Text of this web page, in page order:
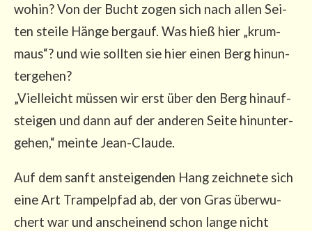
wohin? Von der Bucht zogen sich nach allen Sei­
ten stei­le Hän­ge berg­auf. Was hieß hier „krum­
maus“? und wie soll­ten sie hier einen Berg hin­un­
ter­ge­hen?
„Viel­leicht müs­sen wir erst über den Berg hin­auf­
stei­gen und dann auf der ande­ren Sei­te hin­un­ter­
ge­hen,“ mein­te Jean-Claude.
Auf dem sanft anstei­gen­den Hang zeich­ne­te sich
eine Art Tram­pel­pfad ab, der von Gras über­wu­
chert war und anschei­nend schon lan­ge nicht